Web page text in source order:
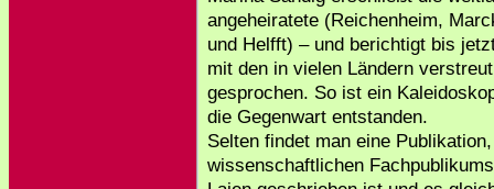
angeheiratete (Reichenheim,
und Helfft) – und berichtigt bis
mit den in vielen Ländern
gesprochen. So ist ein
die Gegenwart entstanden.
Selten findet man eine
wissenschaftlichen